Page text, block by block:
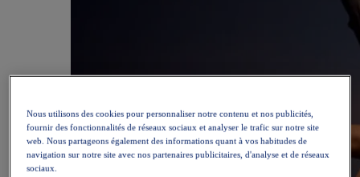
Nous utilisons des cookies pour personnaliser notre contenu et nos publicités,
fournir des fonctionnalités de réseaux sociaux et analyser le trafic sur notre site
web. Nous partageons également des informations quant à vos habitudes de
navigation sur notre site avec nos partenaires publicitaires, d'analyse et de réseaux
sociaux.